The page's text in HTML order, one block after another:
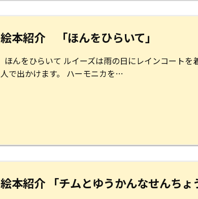
絵本紹介 「ほんをひらいて」
ほんをひらいて ルイーズは雨の日にレインコートを
人で出かけます。 ハーモニカを…
絵本紹介 「チムとゆうかんなせんちょ